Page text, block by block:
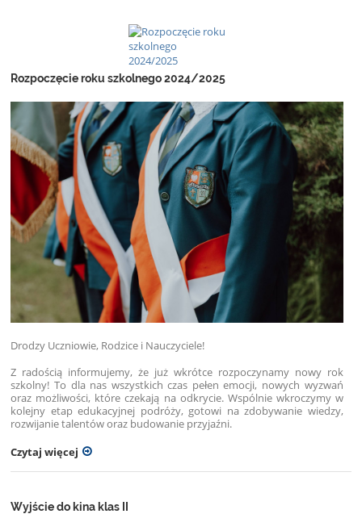
Rozpoczęcie roku szkolnego 2024/2025
Drodzy Uczniowie, Rodzice i Nauczyciele!
Z radością informujemy, że już wkrótce rozpoczynamy nowy rok
szkolny! To dla nas wszystkich czas pełen emocji, nowych wyzwań
oraz możliwości, które czekają na odkrycie. Wspólnie wkroczymy w
kolejny etap edukacyjnej podróży, gotowi na zdobywanie wiedzy,
rozwijanie talentów oraz budowanie przyjaźni.
Czytaj więcej
Wyjście do kina klas II